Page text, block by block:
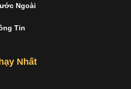
Ngoài
Tin
Nhất